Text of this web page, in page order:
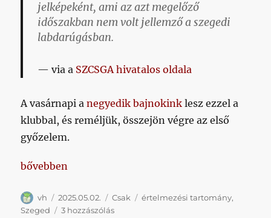
jelképeként, ami az azt megelőző
időszakban nem volt jellemző a szegedi
labdarúgásban.
via a SZCSGA hivatalos oldala
A vasárnapi anegyedik bajnokink lesz ezzel a
klubbal, és reméljük, összejön végre az első
győzelem.
„Nem fogunk belemenni a szegedi foci
bővebben
Szerző
vh Közzétéve
2025.05.02. Kategória
Csak Címke
értelmezési tartomány,
Szeged
3 hozzászólásNem